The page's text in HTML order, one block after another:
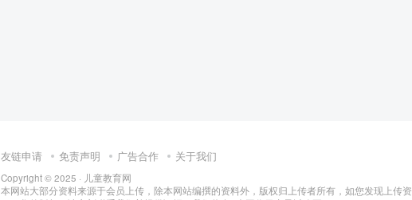
友链申请 免责声明 广告合作 关于我们
Copyright © 2025 · 儿童教育网
本网站大部分资料来源于会员上传，除本网站编撰的资料外，版权归上传者所有，如您发现上传